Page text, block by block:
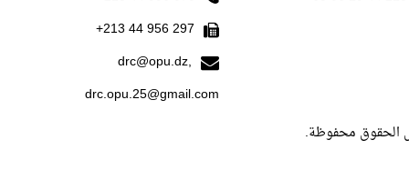
297 956 44 213+
drc@opu.dz,
drc.opu.25@gmail.com
الحقوق محفوظة.